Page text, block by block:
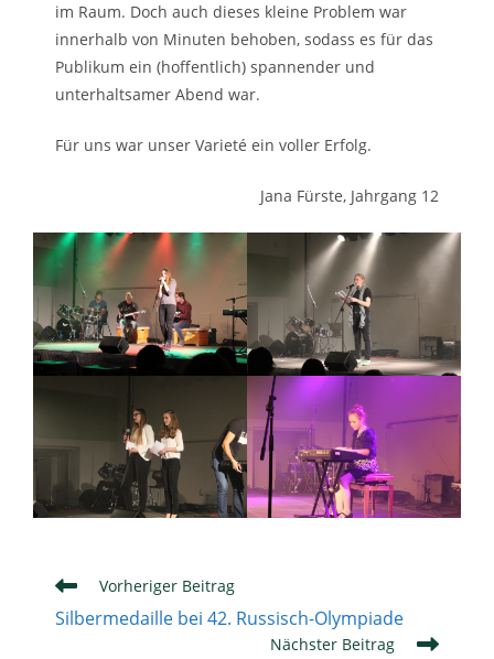
im Raum. Doch auch dieses kleine Problem war
innerhalb von Minuten behoben, sodass es für das
Publikum ein (hoffentlich) spannender und
unterhaltsamer Abend war.
Für uns war unser Varieté ein voller Erfolg.
Jana Fürste, Jahrgang 12
Weitere
Artikel
ansehen
Vorheriger Beitrag
Silbermedaille bei 42. Russisch-Olympiade
Nächster Beitrag